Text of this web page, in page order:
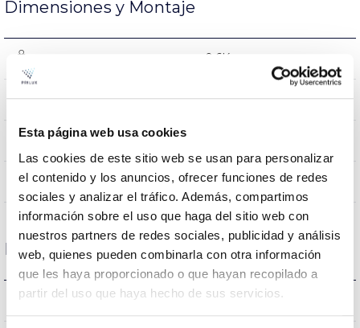
Esta página web usa cookies
Las cookies de este sitio web se usan para personalizar
el contenido y los anuncios, ofrecer funciones de redes
sociales y analizar el tráfico. Además, compartimos
información sobre el uso que haga del sitio web con
nuestros partners de redes sociales, publicidad y análisis
web, quienes pueden combinarla con otra información
que les haya proporcionado o que hayan recopilado a
partir del uso que haya hecho de sus servicios.
Dimensiones y Montaje
0.6Kg
Dimensiones 613x120x31mm
Empalmable
Iluminación Directa
Datos ópticos
Temperatura de color